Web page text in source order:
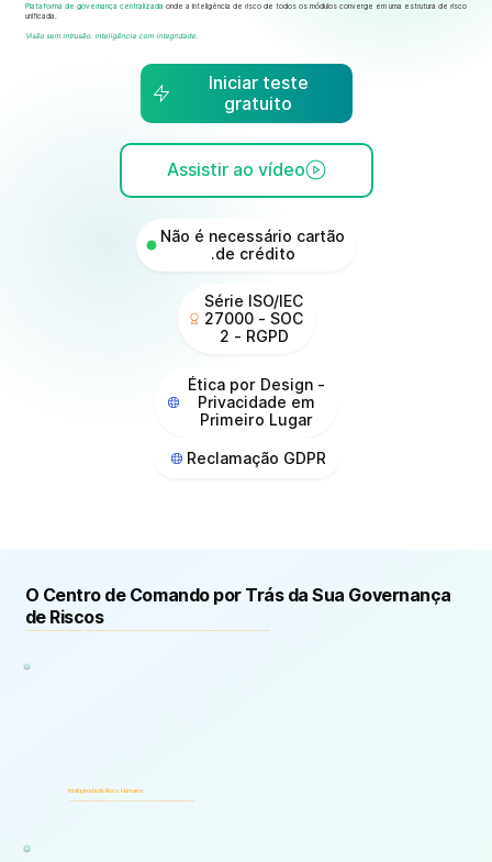
Plataforma de governança centralizada onde a inteligência de risco de todos os módulos converge em uma estrutura de risco
unificada.
Visão sem intrusão. Inteligência com integridade.
Iniciar teste
gratuito
Assistir ao vídeo
Não é necessário cartão
de crédito.
Série ISO/IEC
27000 - SOC
2 - RGPD
Ética por Design -
Privacidade em
Primeiro Lugar
Reclamação GDPR
Inteligência de Risco Humano
Transforma dados de avaliação em indicadores de risco estruturados, prioridades e informações práticas que apoiam a tomada de decisões informadas.
O Centro de Comando por Trás da Sua Governança
de Riscos